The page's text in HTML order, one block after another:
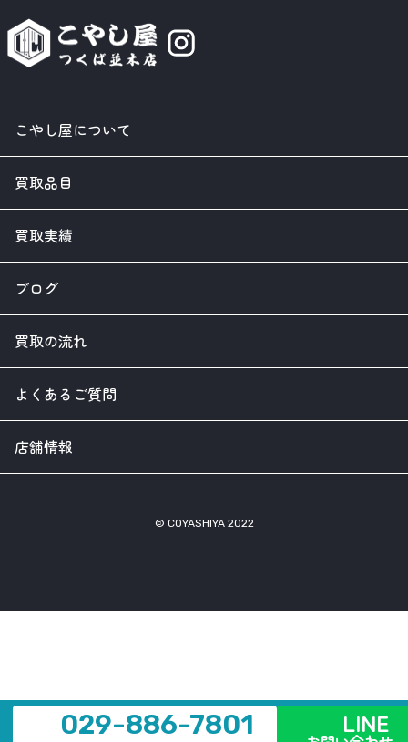
こやし屋について
買取品目
買取実績
ブログ
買取の流れ
よくあるご質問
店舗情報
© COYASHIYA 2022
029-886-7801 LINE